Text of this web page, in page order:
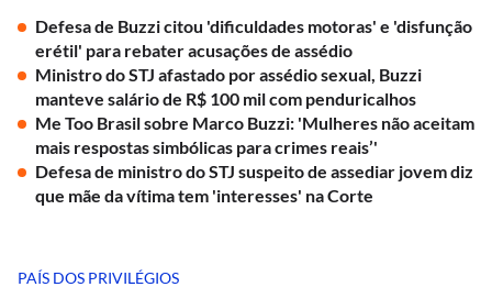
Defesa de Buzzi citou 'dificuldades motoras' e 'disfunção
erétil' para rebater acusações de assédio
Ministro do STJ afastado por assédio sexual, Buzzi
manteve salário de R$ 100 mil com penduricalhos
Me Too Brasil sobre Marco Buzzi: 'Mulheres não aceitam
mais respostas simbólicas para crimes reais’'
Defesa de ministro do STJ suspeito de assediar jovem diz
que mãe da vítima tem 'interesses' na Corte
PAÍS DOS PRIVILÉGIOS